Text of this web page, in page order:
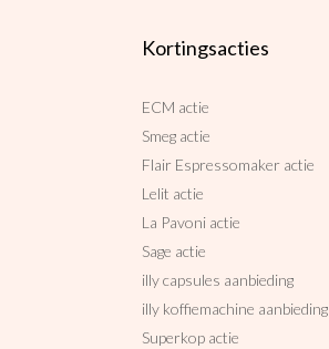
Kortingsacties
ECM actie
Smeg actie
Flair Espressomaker actie
Lelit actie
La Pavoni actie
Sage actie
illy capsules aanbieding
illy koffiemachine aanbieding
Superkop actie